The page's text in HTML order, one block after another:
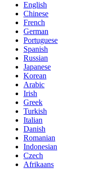
English
Chinese
French
German
Portuguese
Spanish
Russian
Japanese
Korean
Arabic
Irish
Greek
Turkish
Italian
Danish
Romanian
Indonesian
Czech
Afrikaans